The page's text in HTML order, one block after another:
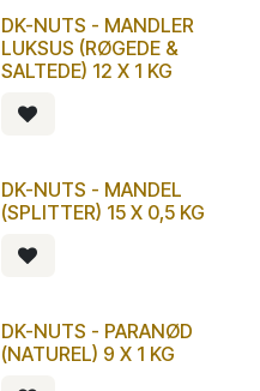
DK-NUTS - MANDLER
LUKSUS (RØGEDE &
SALTEDE) 12 X 1 KG
DK-NUTS - MANDEL
(SPLITTER) 15 X 0,5 KG
DK-NUTS - PARANØD
(NATUREL) 9 X 1 KG